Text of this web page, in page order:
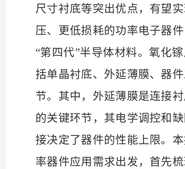
尺寸衬底等突出优点，有望
压、更低损耗的功率电子器
“第四代”半导体材料。氧化
括单晶衬底、外延薄膜、器
节。其中，外延薄膜是连接
的关键环节，其电学调控和
接决定了器件的性能上限。
率器件应用需求出发，首先